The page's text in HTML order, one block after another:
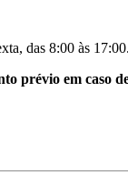
das 8:00 às 17:00.
prévio em caso